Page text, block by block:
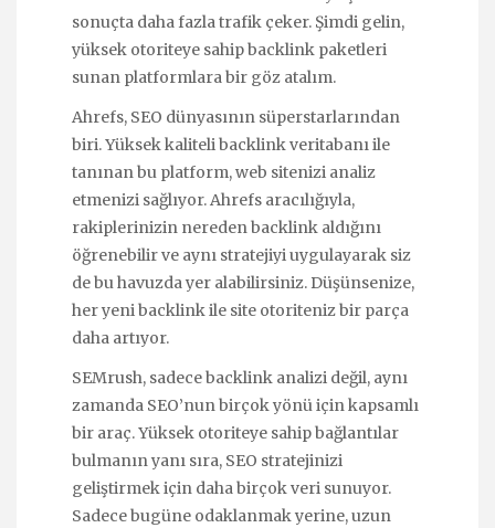
sonuçta daha fazla trafik çeker. Şimdi gelin,
yüksek otoriteye sahip backlink paketleri
sunan platformlara bir göz atalım.
Ahrefs, SEO dünyasının süperstarlarından
biri. Yüksek kaliteli backlink veritabanı ile
tanınan bu platform, web sitenizi analiz
etmenizi sağlıyor. Ahrefs aracılığıyla,
rakiplerinizin nereden backlink aldığını
öğrenebilir ve aynı stratejiyi uygulayarak siz
de bu havuzda yer alabilirsiniz. Düşünsenize,
her yeni backlink ile site otoriteniz bir parça
daha artıyor.
SEMrush, sadece backlink analizi değil, aynı
zamanda SEO’nun birçok yönü için kapsamlı
bir araç. Yüksek otoriteye sahip bağlantılar
bulmanın yanı sıra, SEO stratejinizi
geliştirmek için daha birçok veri sunuyor.
Sadece bugüne odaklanmak yerine, uzun